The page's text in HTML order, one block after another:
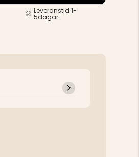
Leveranstid 1-
5dagar